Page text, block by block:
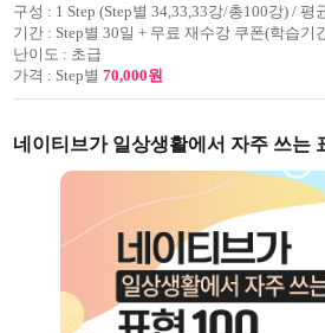
구성 : 1 Step (Step별 34,33,33강/총100강) / 평
기간 : Step별 30일 + 무료 재수강 쿠폰(학습기
난이도 : 초급
가격 : Step별 70,000원
네이티브가 일상생활에서 자주 쓰는